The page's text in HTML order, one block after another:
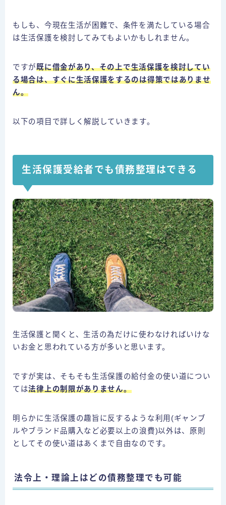
もしも、今現在生活が困難で、条件を満たしている場合
は生活保護を検討してみてもよいかもしれません。
ですが既に借金があり、その上で生活保護を検討してい
る場合は、すぐに生活保護をするのは得策ではありませ
ん。
以下の項目で詳しく解説していきます。
生活保護受給者でも債務整理はできる
生活保護と聞くと、生活の為だけに使わなければいけな
いお金と思われている方が多いと思います。
ですが実は、そもそも生活保護の給付金の使い道につい
ては法律上の制限がありません。
明らかに生活保護の趣旨に反するような利用(ギャンブ
ルやブランド品購入など必要以上の浪費)以外は、原則
としてその使い道はあくまで自由なのです。
法令上・理論上はどの債務整理でも可能